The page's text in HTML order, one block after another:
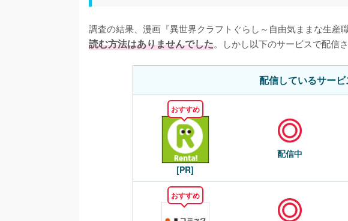
調査の結果、漫画『異世界クラフトぐらし～自由気ままな生産
読む方法はありませんでした。しかし以下のサービスで配信
配信しているサービ
おすすめ
[PR]
配信中
おすすめ